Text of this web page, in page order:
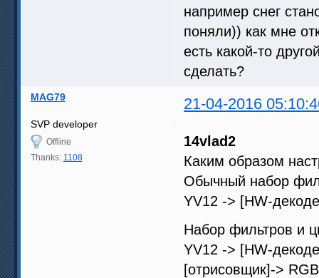
например снег
поняли)) как мне
есть какой-то
сделать?
MAG79 21-04-2016
SVP developer
Offline
Thanks: 1108
14vlad2
Каким образом
Обычный набор
YV12 -> [HW-
Набор фильтров и
YV12 -> [HW-
[отрисовщик]->